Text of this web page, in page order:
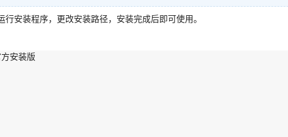
安装程序，更改安装路径，安装完成后即可使用。